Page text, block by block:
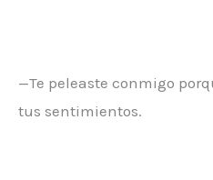
—Te peleaste conmigo
tus sentimientos.